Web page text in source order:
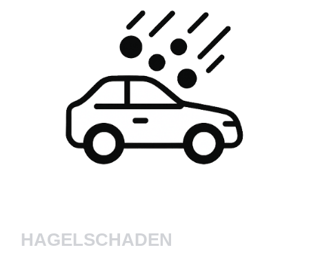
HAGELSCHADEN